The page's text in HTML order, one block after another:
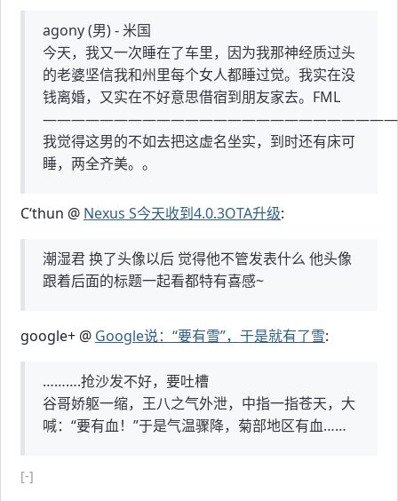
agony (男) - 米国
今天，我又一次睡在了车里，因为我那神经质过头
的老婆坚信我和州里每个女人都睡过觉。我实在没
钱离婚，又实在不好意思借宿到朋友家去。FML
我觉得这男的不如去把这虚名坐实，到时还有床可
睡，两全齐美。。
C‘thun @ Nexus S今天收到4.0.3OTA升级:
潮湿君 换了头像以后 觉得他不管发表什么 他头像
跟着后面的标题一起看都特有喜感~
google+ @ Google说：“要有雪”，于是就有了雪:
……….抢沙发不好，要吐槽
谷哥娇躯一缩，王八之气外泄，中指一指苍天，大
喊：“要有血！”于是气温骤降，菊部地区有血……
[-]